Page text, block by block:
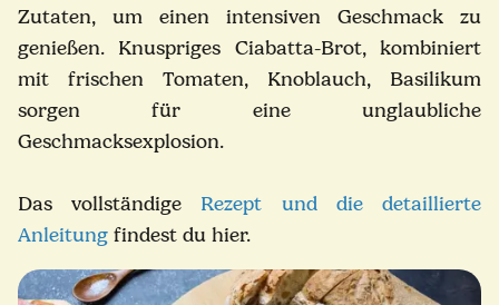
Zutaten, um einen intensiven Geschmack zu
genießen. Knuspriges Ciabatta-Brot, kombiniert
mit frischen Tomaten, Knoblauch, Basilikum
sorgen für eine unglaubliche
Geschmacksexplosion.
Das vollständige Rezept und die detaillierte
Anleitung findest du hier.